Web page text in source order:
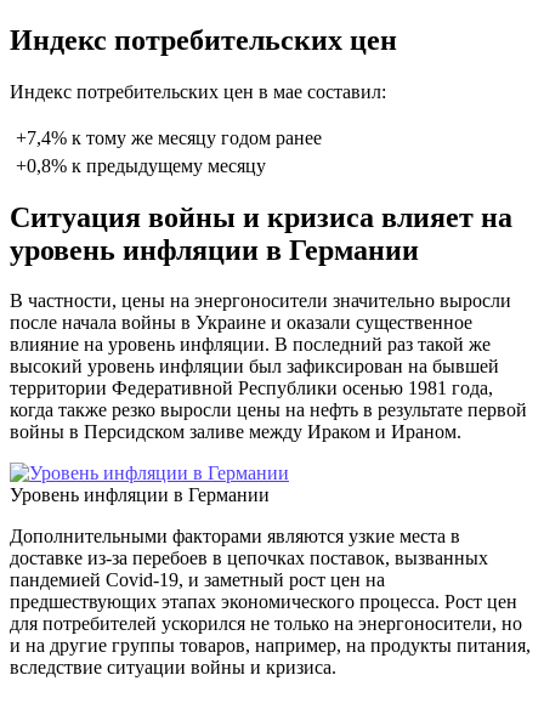
Индекс потребительских цен
Индекс потребительских цен в мае составил:
+7,4% к тому же месяцу годом ранее
+0,8% к предыдущему месяцу
Ситуация войны и кризиса влияет на
уровень инфляции в Германии
В частности, цены на энергоносители значительно выросли
после начала войны в Украине и оказали существенное
влияние на уровень инфляции. В последний раз такой же
высокий уровень инфляции был зафиксирован на бывшей
территории Федеративной Республики осенью 1981 года,
когда также резко выросли цены на нефть в результате первой
войны в Персидском заливе между Ираком и Ираном.
Уровень инфляции в Германии
Дополнительными факторами являются узкие места в
доставке из-за перебоев в цепочках поставок, вызванных
пандемией Covid-19, и заметный рост цен на
предшествующих этапах экономического процесса. Рост цен
для потребителей ускорился не только на энергоносители, но
и на другие группы товаров, например, на продукты питания,
вследствие ситуации войны и кризиса.